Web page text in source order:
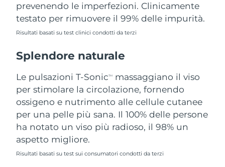
prevenendo le imperfezioni. Clinicamente
testato per rimuovere il 99% delle impurità.
Risultati basati su test clinici condotti da terzi
Splendore naturale
Le pulsazioni T-SonicTM
massaggiano il viso
per stimolare la circolazione, fornendo
ossigeno e nutrimento alle cellule cutanee
per una pelle più sana. Il 100% delle persone
ha notato un viso più radioso, il 98% un
aspetto migliore.
Risultati basati su test sui consumatori condotti da terzi
Riunione Consegna stimata 8/15/26
Romania Consegna stimata
Russia
Arabia Saudita Consegna stimata 8/11/26
Singapore Consegna stimata
Slovacchia Consegna stimata8/10/26
Slovenia